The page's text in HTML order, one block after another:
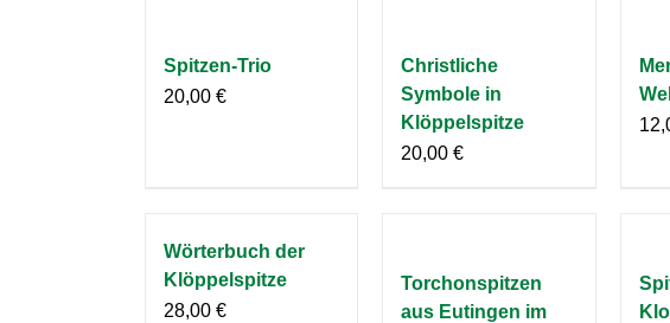
Spitzen-Trio
20,00 €
Christliche
Symbole in
Klöppelspitze
20,00€
Wörterbuch der
Klöppelspitze
28,00 €
Torchonspitzen
aus Eutingen im